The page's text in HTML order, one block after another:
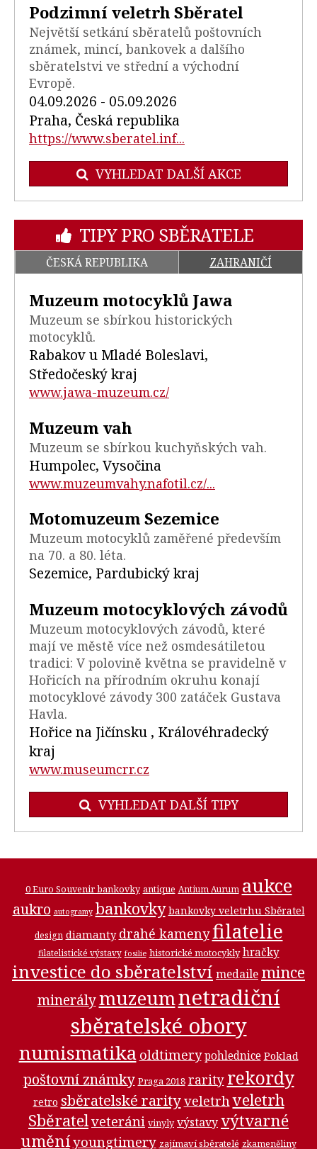
Podzimní veletrh Sběratel
Největší setkání sběratelů poštovních
známek, mincí, bankovek a dalšího
sběratelstvi ve střední a východní
Evropě.
04.09.2026 - 05.09.2026
Praha, Česká republika
https://www.sberatel.inf...
VYHLEDAT DALŠÍ AKCE
TIPY PRO SBĚRATELE
ČESKÁ REPUBLIKA ZAHRANIČÍ
Muzeum motocyklů Jawa
Muzeum se sbírkou historických
motocyklů.
Rabakov u Mladé Boleslavi,
Středočeský kraj
www.jawa-muzeum.cz/
Muzeum vah
Muzeum se sbírkou kuchyňských vah.
Humpolec, Vysočina
www.muzeumvahy.nafotil.cz/...
Motomuzeum Sezemice
Muzeum motocyklů zaměřené především
na 70. a 80. léta.
Sezemice, Pardubický kraj
Muzeum motocyklových závodů
Muzeum motocyklových závodů, které
mají ve městě více než osmdesátiletou
tradici: V polovině května se pravidelně v
Hořicích na přírodním okruhu konají
motocyklové závody 300 zatáček Gustava
Havla.
Hořice na Jičínsku , Královéhradecký
kraj
www.museumcrr.cz
VYHLEDAT DALŠÍ TIPY
0 Euro Souvenir bankovky antique Antium Aurum aukce
aukro autogramy bankovky bankovky veletrhu Sběratel
design diamanty drahé kamenyfilatelie
filatelistické výstavy fosilie historické motocykly hračky
investice do sběratelství medaile mince
minerálymuzeumnetradiční
sběratelské obory
numismatika oldtimery pohlednice Poklad
poštovní známky Praga 2018 rarity rekordy
retro sběratelské rarityveletrhveletrh
Sběratelveteráni vinyly výstavyvýtvarné
uměníyoungtimery zajímaví sběratelé zkameněliny